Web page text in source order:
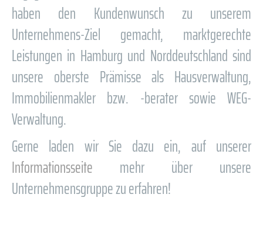
haben den Kundenwunsch zu unserem
Unternehmens-Ziel gemacht, marktgerechte
Leistungen in Hamburg und Norddeutschland sind
unsere oberste Prämisse als Hausverwaltung,
Immobilienmakler bzw. -berater sowie WEG-
Verwaltung.
Gerne laden wir Sie dazu ein, auf unserer
Informationsseite mehr über unsere
Unternehmensgruppe zu erfahren!